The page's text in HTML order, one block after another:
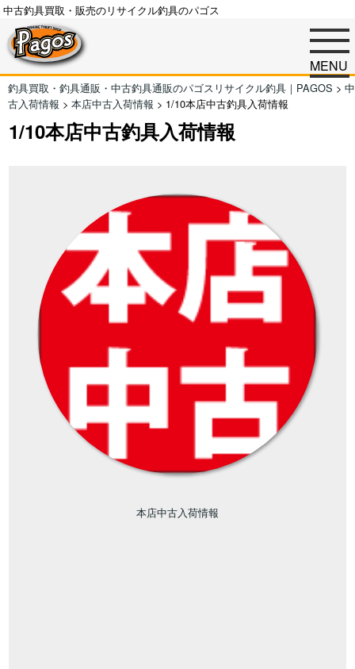
中古釣具買取・販売のリサイクル釣具のパゴス
MENU
釣具買取・釣具通販・中古釣具通販のパゴスリサイクル釣具｜PAGOS > 中
古入荷情報 > 本店中古入荷情報 > 1/10本店中古釣具入荷情報
1/10本店中古釣具入荷情報
本店中古入荷情報